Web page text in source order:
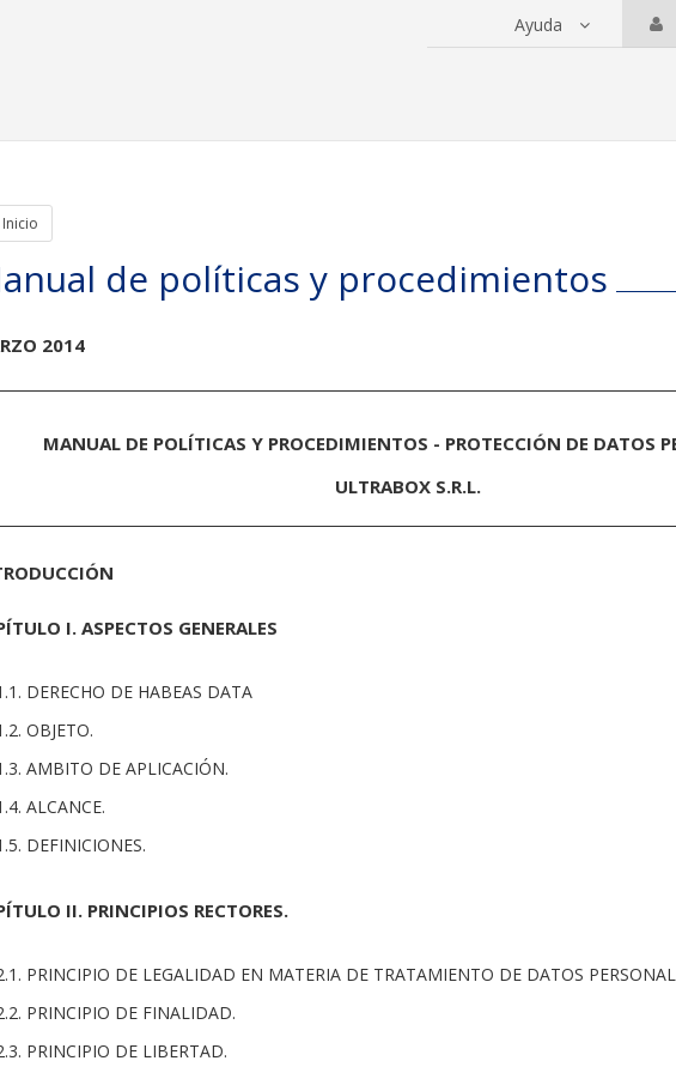
Ayuda
Inicio
de políticas y procedimientos
2014
MANUAL DE POLÍTICAS Y PROCEDIMIENTOS - PROTECCIÓN DE DATOS
ULTRABOX S.R.L.
I. ASPECTOS GENERALES
DERECHO DE HABEAS DATA
OBJETO.
AMBITO DE APLICACIÓN.
ALCANCE.
DEFINICIONES.
II. PRINCIPIOS RECTORES.
PRINCIPIO DE LEGALIDAD EN MATERIA DE TRATAMIENTO DE DATOS
PRINCIPIO DE FINALIDAD.
PRINCIPIO DE LIBERTAD.